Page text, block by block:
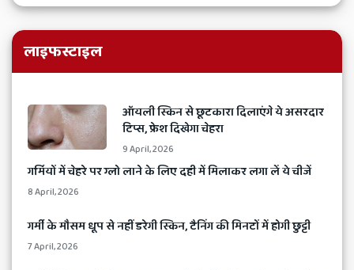
लाइफस्टाइल
​ऑयली स्किन से छूटकारा दिलाएंगे ये असरदार
टिप्स, फ्रेश दिखेगा चेहरा
9 April, 2026
​गर्मियों में चेहरे पर ग्लो लाने के लिए दही में मिलाकर लगा लें ये चीजें
8 April, 2026
​गर्मी के मौसम धूप से नहीं डरेगी स्किन, टैनिंग की मिनटों में होगी छुट्टी
7 April, 2026